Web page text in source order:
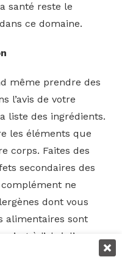
santé reste le
ce domaine.
même prendre des
l’avis de votre
liste des ingrédients.
les éléments que
corps. Faites des
secondaires des
ne
dont vous
alimentaires sont
à l’abri d’une
soit-il.
être nocives et